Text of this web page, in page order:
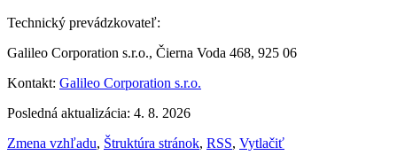
Technický prevádzkovateľ:
Galileo Corporation s.r.o., Čierna Voda 468, 925 06
Kontakt: Galileo Corporation s.r.o.
Posledná aktualizácia: 4. 8. 2026
Zmena vzhľadu, Štruktúra stránok, RSS, Vytlačiť